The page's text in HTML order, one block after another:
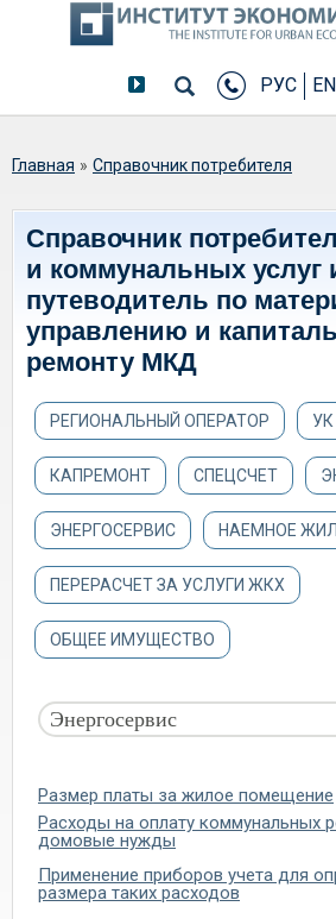
РУС
Вы здесь
Главная » Справочник потребителя
Справочник
и коммунальных услуг
путеводитель по
управлению и
ремонту МКД
РЕГИОНАЛЬНЫЙ ОПЕРАТОР УК
КАПРЕМОНТ СПЕЦСЧЕТ
ЭНЕРГОСЕРВИС НАЕМНОЕ
ПЕРЕРАСЧЕТ ЗА УСЛУГИ ЖКХ
ОБЩЕЕ ИМУЩЕСТВО
Размер платы за жилое помещение
Расходы на оплату коммунальных
домовые нужды
Применение приборов учета для
размера таких расходов